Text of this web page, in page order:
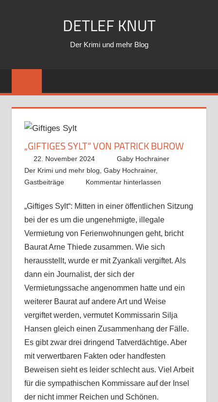
DETLEF KNUT
Der Krimi und mehr Blog
„GIFTIGES SYLT“ VON PATRICK BUROW
22. November 2024
Gaby Hochrainer
Der Krimi und mehr blog, Gaby Hochrainer,
Gastbeiträge
Kommentar hinterlassen
„Giftiges Sylt“: Mitten in einer öffentlichen Sitzung
bei der es um die ungenehmigte, illegale
Vermietung von Ferienwohnungen geht, bricht
Baurat Arne Thiede zusammen. Wie sich
herausstellt, wurde er mit Zyankali vergiftet. Als
dann ein Journalist, der sich der
Vermietungssache angenommen hatte und ein
weiterer Baurat auf andere Art und Weise
vergiftet werden, vermutet Kommissarin Silja
Hansen gleich einen Zusammenhang der Fälle.
Es gibt zwar drei dringend Tatverdächtige. Aber
mit verwertbaren Fakten oder handfesten
Beweisen sieht es leider schlecht aus. Viel Arbeit
für die sympathischen Kommissare auf der Insel
der nicht immer Reichen und Schönen.